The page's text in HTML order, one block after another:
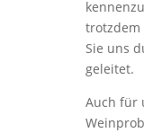
trotzdem
Sie uns
geleitet.
Auch für